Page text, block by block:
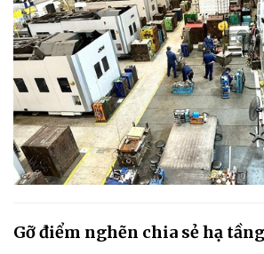
Gỡ điểm nghẽn chia sẻ hạ